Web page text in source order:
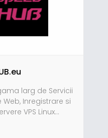
larg de Servicii
Inregistrare si
VPS Linux...